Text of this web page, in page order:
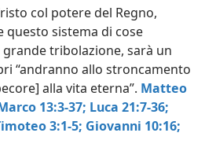
col potere del Regno,
questo sistema di cose
tribolazione, sarà un
“andranno allo stroncamento
alla vita eterna”. Matteo
13:3-37; Luca 21:7-36;
3:1-5; Giovanni 10:16;